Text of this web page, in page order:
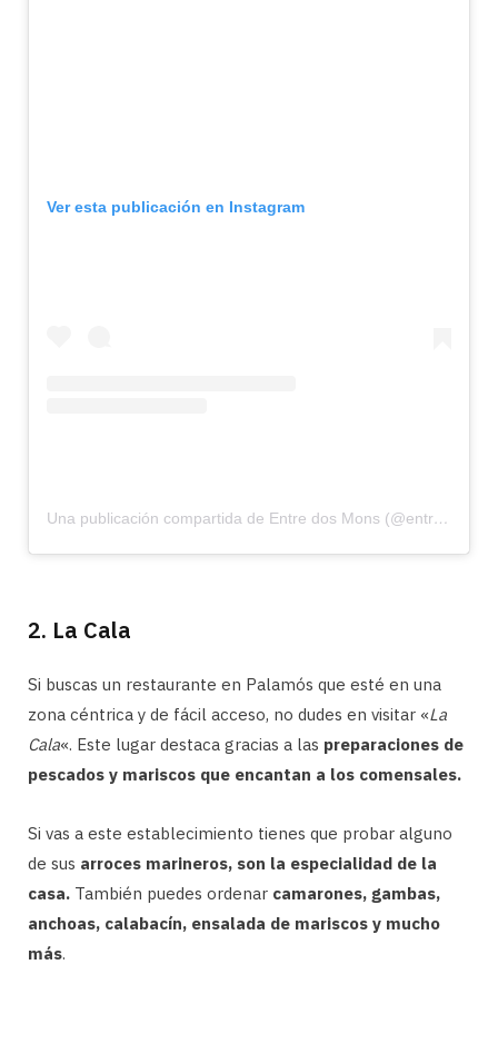
Ver esta publicación en Instagram
Una publicación compartida de Entre dos Mons (@entredosmons.oficial)
2. La Cala
Si buscas un restaurante en Palamós que esté en una
zona céntrica y de fácil acceso, no dudes en visitar «La
Cala«. Este lugar destaca gracias a las preparaciones de
pescados y mariscos que encantan a los comensales.
Si vas a este establecimiento tienes que probar alguno
de sus arroces marineros, son la especialidad de la
casa. También puedes ordenar camarones, gambas,
anchoas, calabacín, ensalada de mariscos y mucho
más.